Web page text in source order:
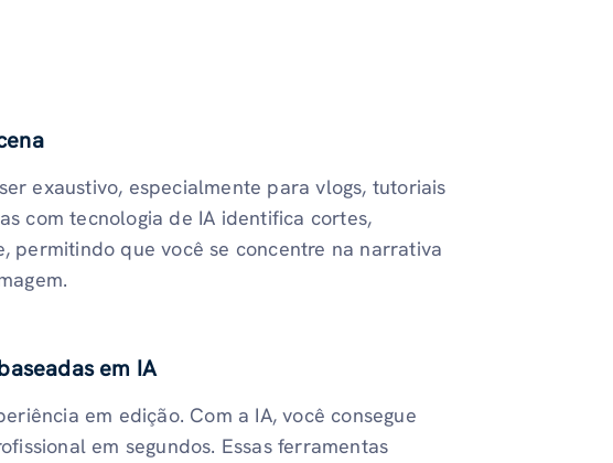
exaustivo, especialmente para vlogs, tutoriais
com tecnologia de IA identifica cortes,
permitindo que você se concentre na narrativa
em IA
em edição. Com a IA, você consegue
em segundos. Essas ferramentas